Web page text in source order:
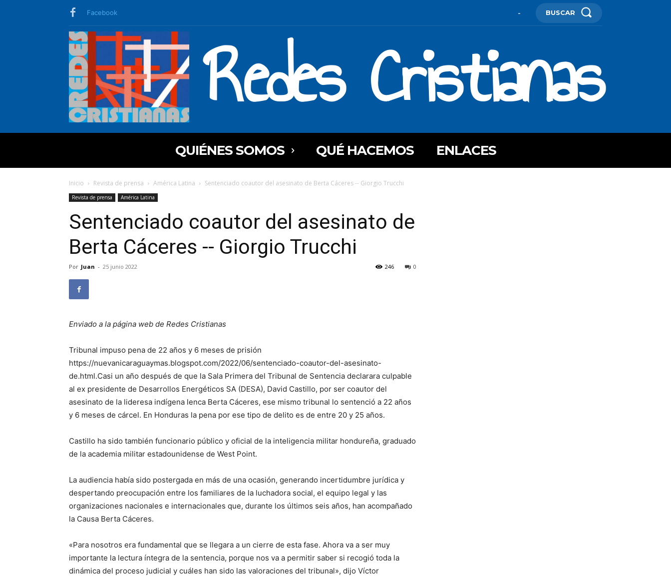
Facebook - BUSCAR
Redes Cristianas
QUIÉNES SOMOS QUÉ HACEMOS ENLACES
Inicio Revista de prensa América Latina Sentenciado coautor del asesinato de Berta Cáceres -- Giorgio Trucchi
Revista de prensa América Latina
Sentenciado coautor del asesinato de
Berta Cáceres -- Giorgio Trucchi
Por Juan - 25 junio 2022 0
246
Enviado a la página web de Redes Cristianas
Tribunal impuso pena de 22 años y 6 meses de prisión
https://nuevanicaraguaymas.blogspot.com/2022/06/sentenciado-coautor-del-asesinato-
de.html.Casi un año después de que la Sala Primera del Tribunal de Sentencia declarara culpable
al ex presidente de Desarrollos Energéticos SA (DESA), David Castillo, por ser coautor del
asesinato de la lideresa indígena lenca Berta Cáceres, ese mismo tribunal lo sentenció a 22 años
y 6 meses de cárcel. En Honduras la pena por ese tipo de delito es de entre 20 y 25 años.
Castillo ha sido también funcionario público y oficial de la inteligencia militar hondureña, graduado
de la academia militar estadounidense de West Point.
La audiencia había sido postergada en más de una ocasión, generando incertidumbre jurídica y
despertando preocupación entre los familiares de la luchadora social, el equipo legal y las
organizaciones nacionales e internacionales que, durante los últimos seis años, han acompañado
la Causa Berta Cáceres.
«Para nosotros era fundamental que se llegara a un cierre de esta fase. Ahora va a ser muy
importante la lectura íntegra de la sentencia, porque nos va a permitir saber si recogió toda la
dinámica del proceso judicial y cuáles han sido las valoraciones del tribunal», dijo Víctor